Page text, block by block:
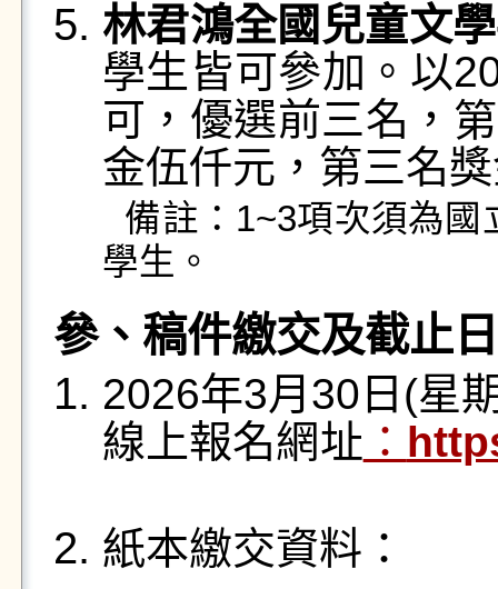
林君鴻全國兒童文
學生皆可參加。以
可，優選前三名，
金伍仟元，第三名
備註：1~3項次須為
學生。
參、稿件繳交及截止
2026年3月30日(星
線上報名網址 ：
紙本繳交資料：